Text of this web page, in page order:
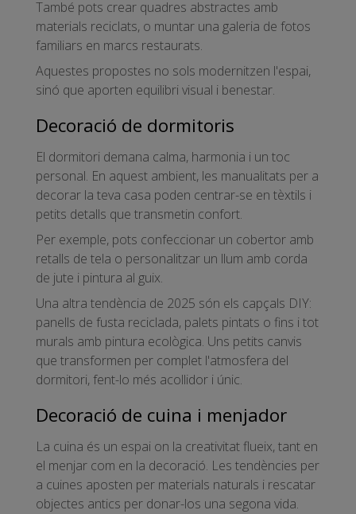
També pots crear quadres abstractes amb
materials reciclats, o muntar una galeria de fotos
familiars en marcs restaurats.
Aquestes propostes no sols modernitzen l'espai,
sinó que aporten equilibri visual i benestar.
Decoració de dormitoris
El dormitori demana calma, harmonia i un toc
personal. En aquest ambient, les manualitats per a
decorar la teva casa poden centrar-se en tèxtils i
petits detalls que transmetin confort.
Per exemple, pots confeccionar un cobertor amb
retalls de tela o personalitzar un llum amb corda
de jute i pintura al guix.
Una altra tendència de 2025 són els capçals DIY:
panells de fusta reciclada, palets pintats o fins i tot
murals amb pintura ecològica. Uns petits canvis
que transformen per complet l'atmosfera del
dormitori, fent-lo més acollidor i únic.
Decoració de cuina i menjador
La cuina és un espai on la creativitat flueix, tant en
el menjar com en la decoració. Les tendències per
a cuines aposten per materials naturals i rescatar
objectes antics per donar-los una segona vida.